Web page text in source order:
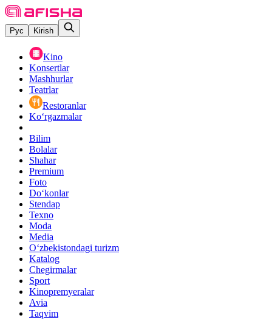
Рус Kirish
Kino
Konsertlar
Mashhurlar
Teatrlar
Restoranlar
Ko‘rgazmalar
Bilim
Bolalar
Shahar
Premium
Foto
Do‘konlar
Stendap
Texno
Moda
Media
O‘zbekistondagi turizm
Katalog
Chegirmalar
Sport
Kinopremyeralar
Avia
Taqvim